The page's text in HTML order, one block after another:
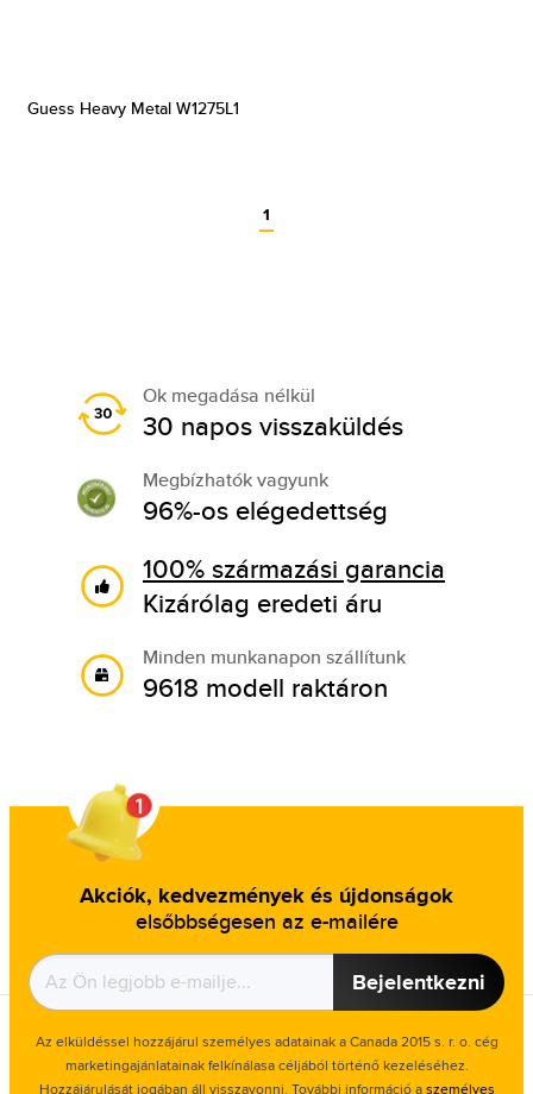
Guess Heavy Metal W1275L1
1
Ok megadása nélkül
30 napos visszaküldés
Megbízhatók vagyunk
96%-os elégedettség
100% származási garancia
Kizárólag eredeti áru
Minden munkanapon szállítunk
9618 modell raktáron
Akciók, kedvezmények és újdonságok
elsőbbségesen az e-mailére
Bejelentkezni
Az elküldéssel hozzájárul személyes adatainak a Canada 2015 s. r. o. cég
marketingajánlatainak felkínálasa céljából történő kezeléséhez.
Hozzájárulását jogában áll visszavonni. További információ aszemélyes